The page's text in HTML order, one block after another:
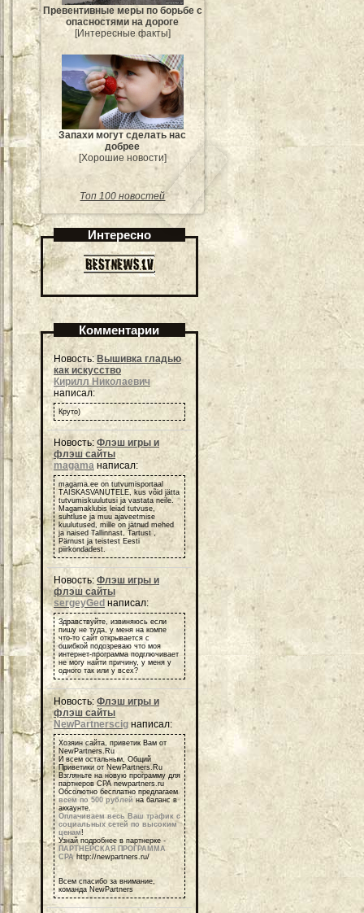
Превентивные меры по борьбе с
опасностями на дороге
[Интересные факты]
Запахи могут сделать нас
добрее
[Хорошие новости]
Топ 100 новостей
Интересно
Комментарии
Новость:Вышивка гладью
как искусство
Кирилл Николаевич
написал:
Круто)
Новость: Флэш игры и
флэш сайты
magama написал:
magama.ee on tutvumisportaal
TÄISKASVANUTELE, kus võid jätta
tutvumiskuulutusi ja vastata neile.
Magamaklubis leiad tutvuse,
suhtluse ja muu ajaveetmise
kuulutused, mille on jätnud mehed
ja naised Tallinnast, Tartust ,
Pärnust ja teistest Eesti
piirkondadest.
Новость: Флэш игры и
флэш сайты
sergeyGed написал:
Здравствуйте, извиняюсь если
пишу не туда, у меня на компе
что-то сайт открывается с
ошибкой подозреваю что моя
интернет-программа подглючивает
не могу найти причину, у меня у
одного так или у всех?
Новость: Флэш игры и
флэш сайты
NewPartnerscig написал:
Хозяин сайта, приветик Вам от
NewPartners.Ru
И всем остальным, Общий
Приветики от NewPartners.Ru
Взгляньте на новую программу для
партнеров СРА newpartners.ru
Обсолютно бесплатно предлагаем
всем по 500 рублей на баланс в
аккаунте.
Оплачиваем весь Ваш трафик с
социальных сетей по высоким
ценам!
Узнай подробнее в партнерке -
ПАРТНЕРСКАЯ ПРОГРАММА
СРА http://newpartners.ru/
Всем спасибо за внимание,
команда NewPartners